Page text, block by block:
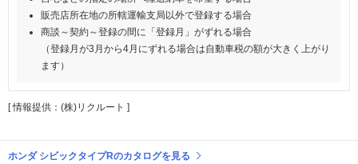
販売店所在地の所轄運輸支局以外で登録する場合
商談～契約～登録の間に「登録月」がずれる場合
（登録月が3月から4月にずれる場合は自動車税の額が大きく上がり
ます）
[ 情報提供：(株)リクルート ]
ホンダ シビックタイプRのカタログを見る